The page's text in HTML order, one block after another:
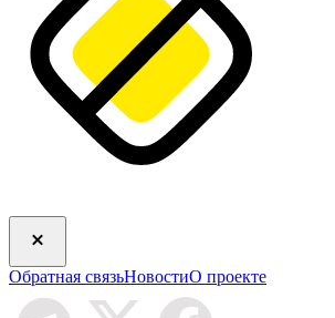
Обратная связьНовостиО проекте